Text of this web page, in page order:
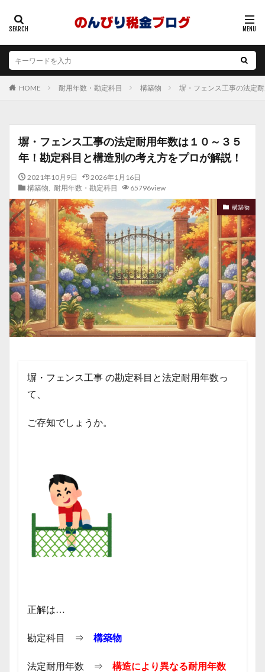
HOME 耐用年数・勘定科目 構築物 塀・フェンス工事の法定
塀・フェンス工事の法定耐用年数は１０～３５
年！勘定科目と構造別の考え方をプロが解説！
2021年10月9日
2026年1月16日
構築物
耐用年数・勘定科目 65796view
構築物
塀・フェンス工事 の勘定科目と法定耐用年数っ
て、
ご存知でしょうか。
正解は…
勘定科目 ⇒ 構築物
法定耐用年数 ⇒ 構造により異なる耐用年数